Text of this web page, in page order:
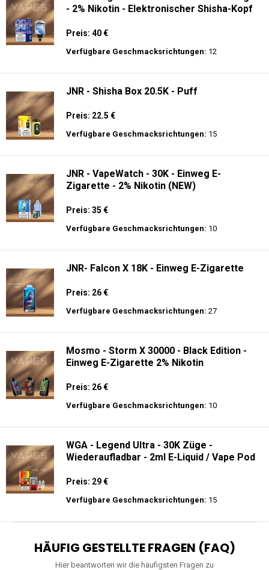
- 2% Nikotin - Elektronischer Shisha-Kopf
Preis: 40 €
Verfügbare Geschmacksrichtungen: 12
JNR - Shisha Box 20.5K - Puff
Preis: 22.5 €
Verfügbare Geschmacksrichtungen: 15
JNR - VapeWatch - 30K - Einweg E-
Zigarette - 2% Nikotin (NEW)
Preis: 35 €
Verfügbare Geschmacksrichtungen: 10
JNR- Falcon X 18K - Einweg E-Zigarette
Preis: 26 €
Verfügbare Geschmacksrichtungen: 27
Mosmo - Storm X 30000 - Black Edition -
Einweg E-Zigarette 2% Nikotin
Preis: 26 €
Verfügbare Geschmacksrichtungen: 10
WGA - Legend Ultra - 30K Züge -
Wiederaufladbar - 2ml E-Liquid / Vape Pod
Preis: 29 €
Verfügbare Geschmacksrichtungen: 15
HÄUFIG GESTELLTE FRAGEN (FAQ)
Hier beantworten wir die häufigsten Fragen zu